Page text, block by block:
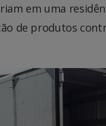
em uma
de produtos